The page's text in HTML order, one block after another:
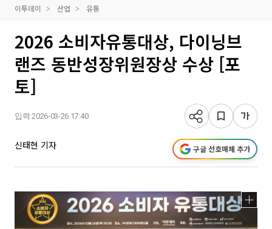
이투데이 산업 유통
2026 소비자유통대상, 다이닝브
랜즈 동반성장위원장상 수상 [포
토]
입력 2026-03-26 17:40
신태현 기자 구글 선호매체 추가